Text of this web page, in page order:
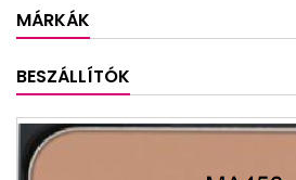
MÁRKÁK
BESZÁLLÍTÓK